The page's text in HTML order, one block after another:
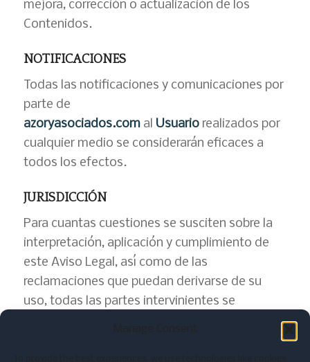
mejora, corrección o actualización de los
Contenidos.
NOTIFICACIONES
Todas las notificaciones y comunicaciones por
parte de
azoryasociados.com al Usuario realizados por
cualquier medio se considerarán eficaces a
todos los efectos.
JURISDICCIÓN
Para cuantas cuestiones se susciten sobre la
interpretación, aplicación y cumplimiento de
este Aviso Legal, así como de las
reclamaciones que puedan derivarse de su
uso, todas las partes intervinientes se